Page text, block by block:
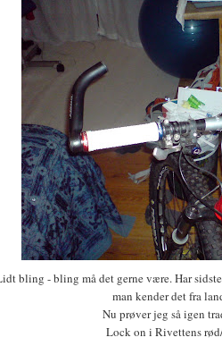
bling - bling må det gerne være. Har
man kender det fra
Nu prøver jeg så igen
Lock on i Rivettens